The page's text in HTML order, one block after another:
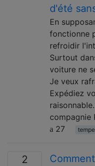
d'été
En
fonctionne
refroidir
Surtout
voiture ne
Je veux
Expédiez
compagnie
27
2